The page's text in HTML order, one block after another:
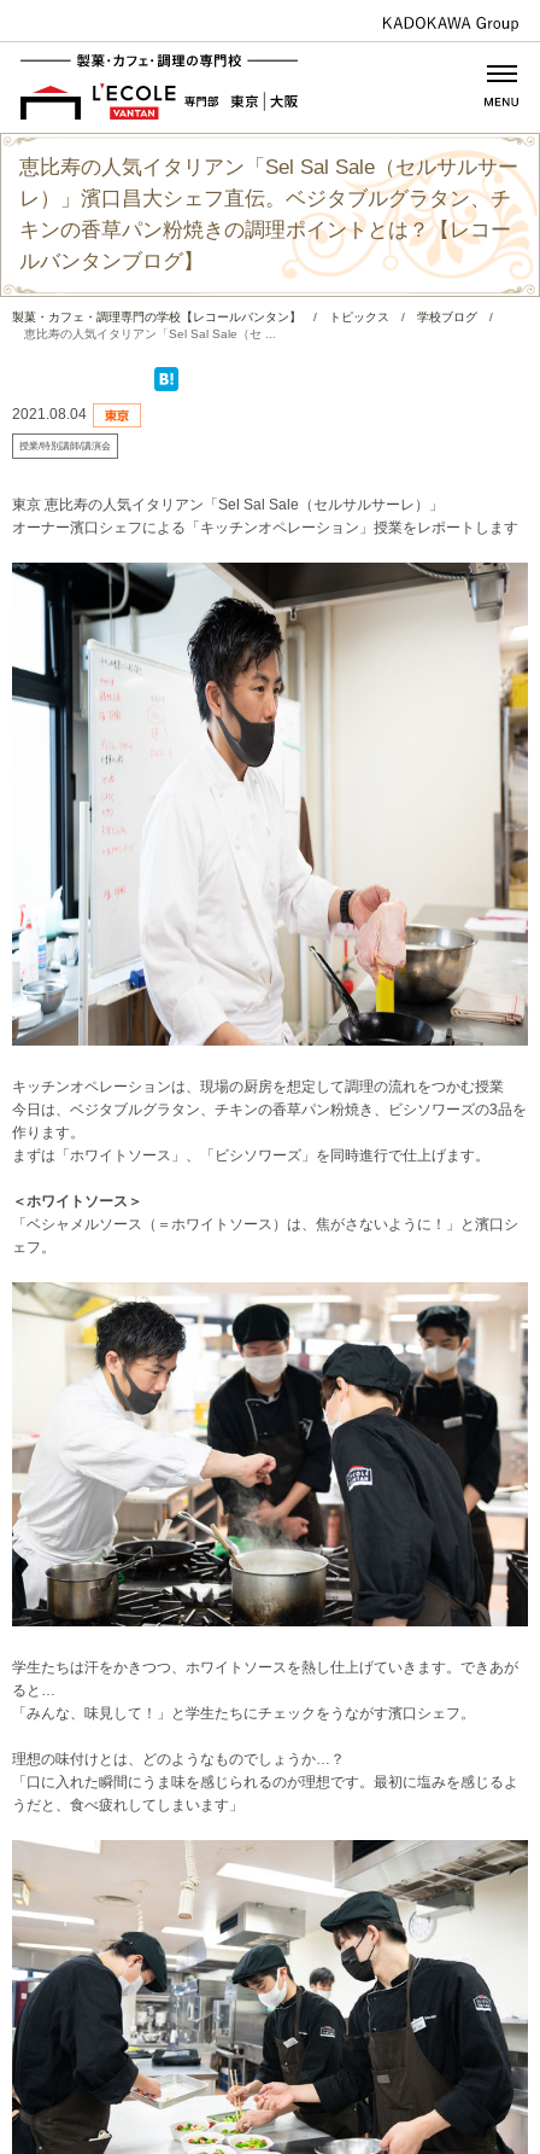
恵比寿の人気イタリアン「Sel Sal Sale（セルサルサー
レ）」濱口昌大シェフ直伝。ベジタブルグラタン、チ
キンの香草パン粉焼きの調理ポイントとは？【レコー
ルバンタンブログ】
製菓・カフェ・調理専門の学校【レコールバンタン】 / トピックス / 学校ブログ
/
恵比寿の人気イタリアン「Sel Sal Sale（セ ...
2021.08.04
授業/特別講師/講演会
東京 恵比寿の人気イタリアン「Sel Sal Sale（セルサルサーレ）」
オーナー濱口シェフによる「キッチンオペレーション」授業をレポートします
キッチンオペレーションは、現場の厨房を想定して調理の流れをつかむ授業
今日は、ベジタブルグラタン、チキンの香草パン粉焼き、ビシソワーズの3品を
作ります。
まずは「ホワイトソース」、「ビシソワーズ」を同時進行で仕上げます。
＜ホワイトソース＞
「ベシャメルソース（＝ホワイトソース）は、焦がさないように！」と濱口シ
ェフ。
学生たちは汗をかきつつ、ホワイトソースを熱し仕上げていきます。できあが
ると…
「みんな、味見して！」と学生たちにチェックをうながす濱口シェフ。
理想の味付けとは、どのようなものでしょうか…？
「口に入れた瞬間にうま味を感じられるのが理想です。最初に塩みを感じるよ
うだと、食べ疲れしてしまいます」